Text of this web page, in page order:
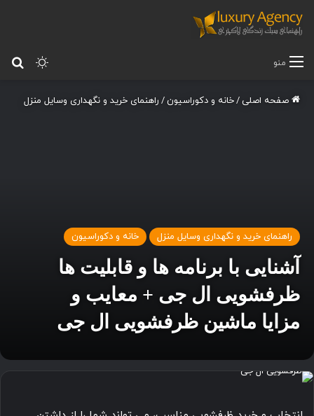
تغییر منو
صفحه اصلی/خانه و دکوراسیون/ راهنمای خرید و نگهداری وسایل منزل
راهنمای خرید و نگهداری وسایل منزل خانه و دکوراسیون
آشنایی با برنامه ها و قابلیت ها
ظرفشویی ال جی + معایب و
مزایا ماشین ظرفشویی ال جی